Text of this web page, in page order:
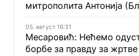
митрополита Антонија
05. август 16:31
Месаровић: Нећемо
борбе за правду за жртве